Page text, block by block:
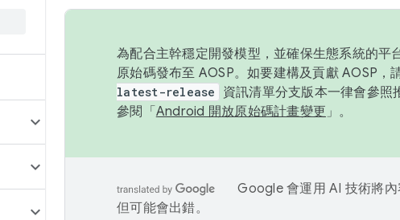
為配合主幹穩定開發模型，並確保生態系統的
原始碼發布至 AOSP。如要建構及貢獻 AOSP，
latest-release
資訊清單分支版本一律會參
參閱「 Android 開放原始碼計畫變更 」。
Google 會運用 AI 技術將內
但可能會出錯。